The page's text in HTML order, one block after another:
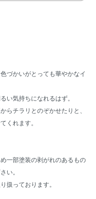
づかいがとっても華やかなイ
い気持ちになれるはず。
らチラリとのぞかせたりと、
くれます。
一部塗装の剥がれのあるもの
い。
扱っております。